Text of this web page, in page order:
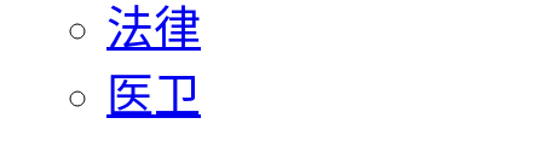
法律
医卫